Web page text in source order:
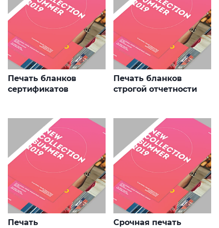
Печать бланков
сертификатов
Печать бланков
строгой отчетности
Печать
Срочная печать